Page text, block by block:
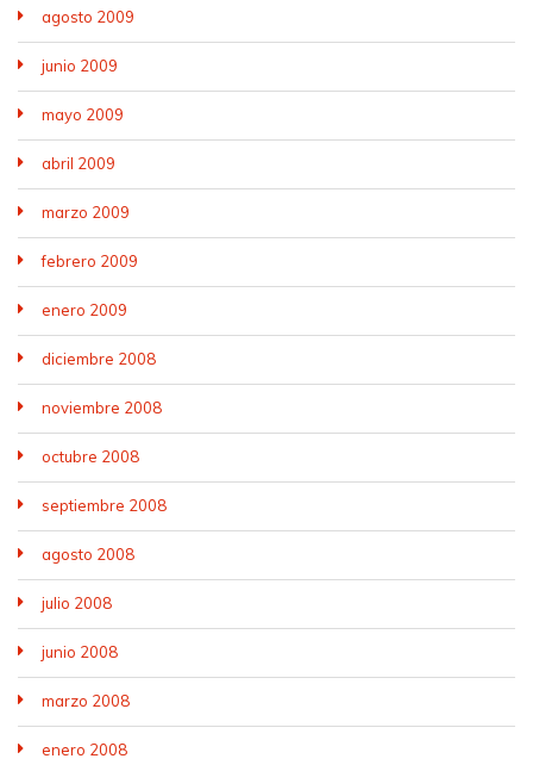
agosto 2009
junio 2009
mayo 2009
abril 2009
marzo 2009
febrero 2009
enero 2009
diciembre 2008
noviembre 2008
octubre 2008
septiembre 2008
agosto 2008
julio 2008
junio 2008
marzo 2008
enero 2008